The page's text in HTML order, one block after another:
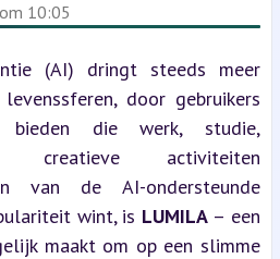
10:05
(AI) dringt steeds meer
door gebruikers
die werk, studie,
creatieve activiteiten
van de AI-ondersteunde
wint, is LUMILA – een
maakt om op een slimme